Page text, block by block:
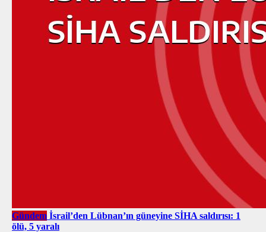
Gündem İsrail’den Lübnan’ın güneyine SİHA saldırısı: 1
ölü, 5 yaralı